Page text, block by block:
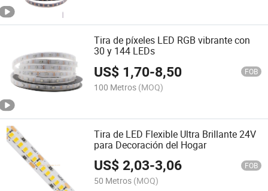
Tira de píxeles LED RGB vibrante con
30 y 144 LEDs
US$ 1,70-8,50 FOB
100 Metros (MOQ)
Tira de LED Flexible Ultra Brillante 24V
para Decoración del Hogar
US$2,03-3,06 FOB
50 Metros (MOQ)